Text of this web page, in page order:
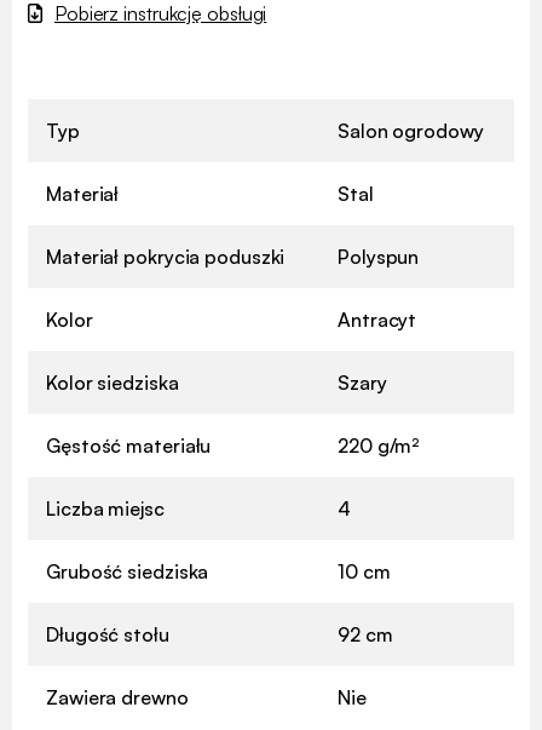
Pobierz instrukcję obsługi
Typ Salon ogrodowy
Materiał Stal
Materiał pokrycia poduszki Polyspun
Kolor Antracyt
Kolor siedziska Szary
Gęstość materiału 220 g/m²
Liczba miejsc 4
Grubość siedziska 10 cm
Długość stołu 92 cm
Zawiera drewno Nie